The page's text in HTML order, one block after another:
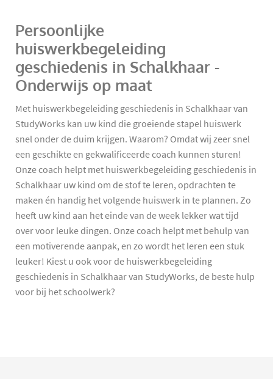
Persoonlijke
huiswerkbegeleiding
geschiedenis in Schalkhaar -
Onderwijs op maat
Met huiswerkbegeleiding geschiedenis in Schalkhaar van
StudyWorks kan uw kind die groeiende stapel huiswerk
snel onder de duim krijgen. Waarom? Omdat wij zeer snel
een geschikte en gekwalificeerde coach kunnen sturen!
Onze coach helpt met huiswerkbegeleiding geschiedenis in
Schalkhaar uw kind om de stof te leren, opdrachten te
maken én handig het volgende huiswerk in te plannen. Zo
heeft uw kind aan het einde van de week lekker wat tijd
over voor leuke dingen. Onze coach helpt met behulp van
een motiverende aanpak, en zo wordt het leren een stuk
leuker! Kiest u ook voor de huiswerkbegeleiding
geschiedenis in Schalkhaar van StudyWorks, de beste hulp
voor bij het schoolwerk?